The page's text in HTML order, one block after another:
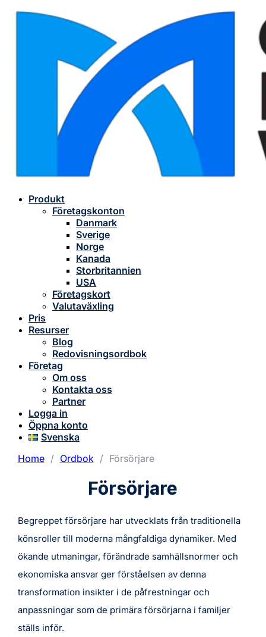
Produkt
Företagskonton
Danmark
Sverige
Norge
Kanada
Storbritannien
USA
Företagskort
Valutaväxling
Pris
Resurser
Blog
Redovisningsordbok
Företag
Om oss
Kontakta oss
Partner
Logga in
Öppna konto
Svenska
Home/ Ordbok/ Försörjare
Försörjare
Begreppet försörjare har utvecklats från traditionella
könsroller till moderna mångfaldiga dynamiker. Med
ökande utmaningar, förändrade samhällsnormer och
ekonomiska ansvar ger förståelsen av denna
transformation insikter i de påfrestningar och
anpassningar som de primära försörjarna i familjer
ställs inför.